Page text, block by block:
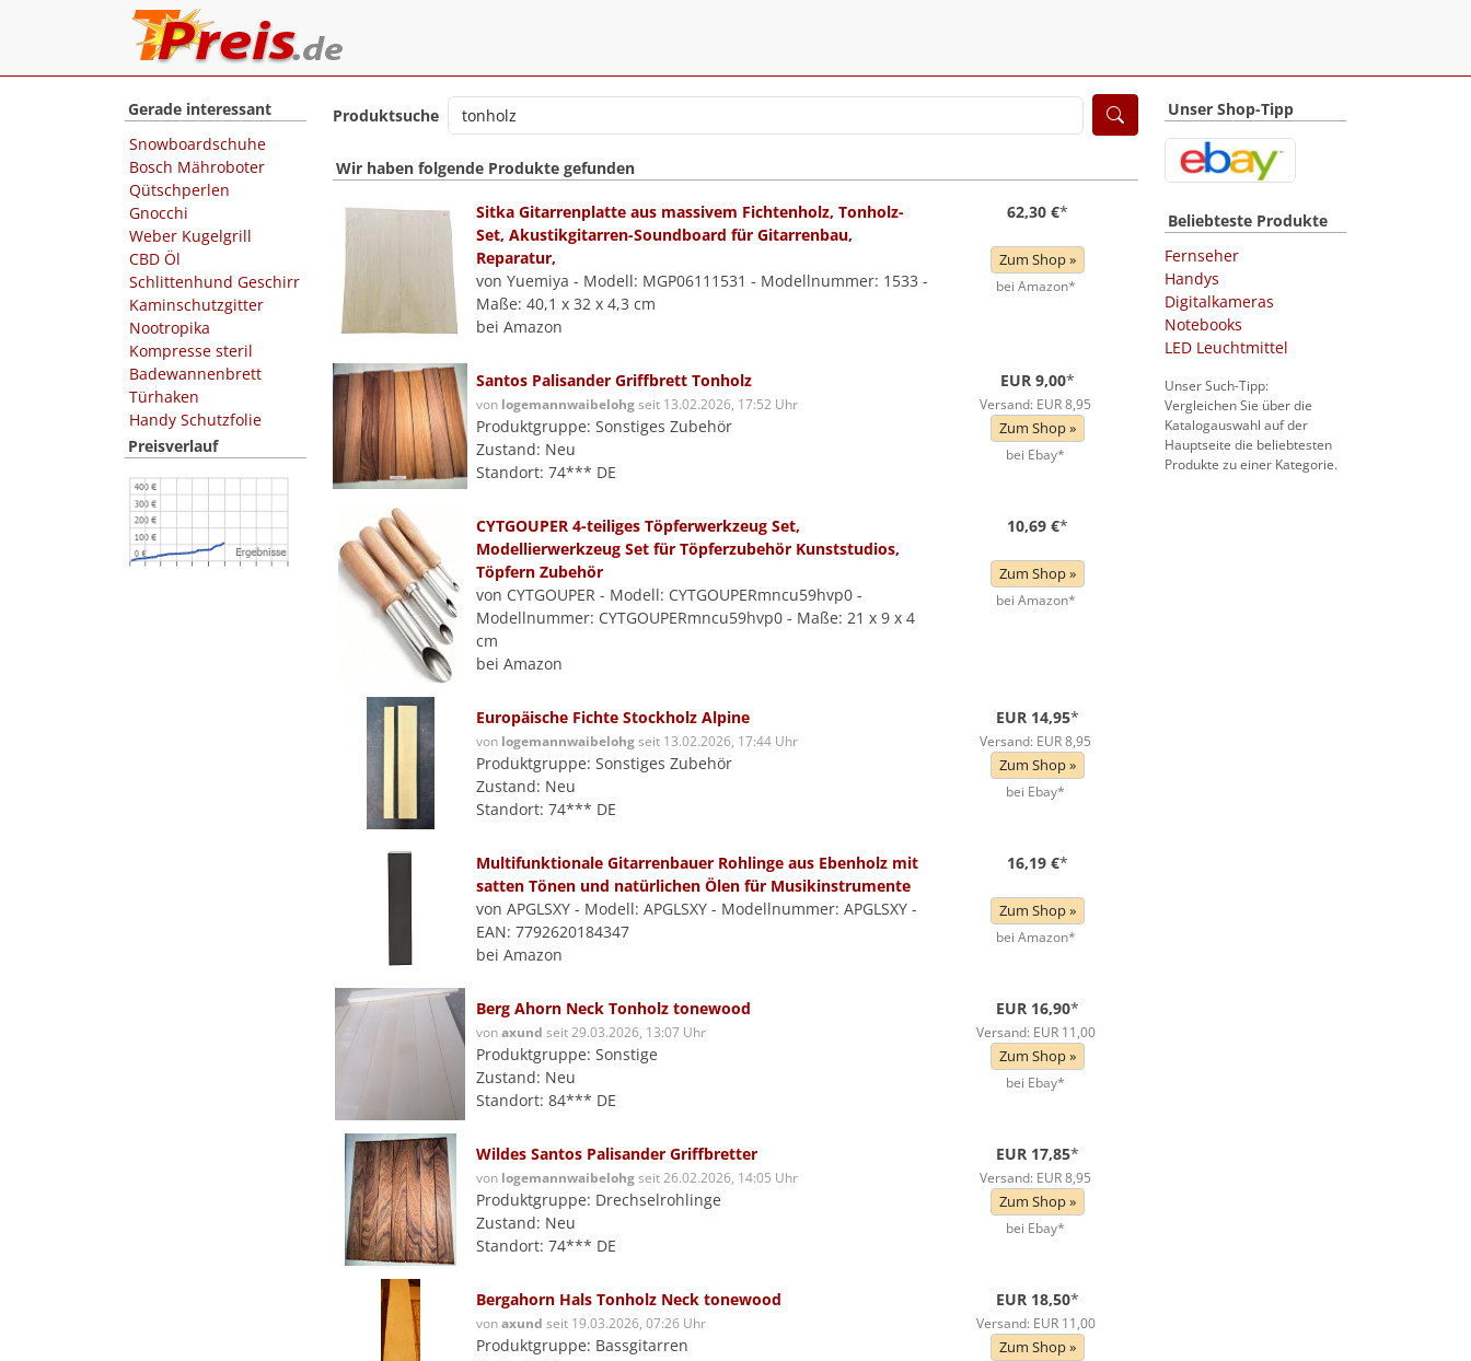
Gerade interessant
Snowboardschuhe
Bosch Mähroboter
Qütschperlen
Gnocchi
Weber Kugelgrill
CBD Öl
Schlittenhund Geschirr
Kaminschutzgitter
Nootropika
Kompresse steril
Badewannenbrett
Türhaken
Handy Schutzfolie
Preisverlauf
Produktsuche
Wir haben folgende Produkte gefunden
Sitka Gitarrenplatte aus massivem Fichtenholz, Tonholz-
Set, Akustikgitarren-Soundboard für Gitarrenbau,
Reparatur,
von Yuemiya - Modell: MGP06111531 - Modellnummer: 1533 -
Maße: 40,1 x 32 x 4,3 cm
bei Amazon
62,30 €*
Zum Shop »
bei Amazon*
Santos Palisander Griffbrett Tonholz
von logemannwaibelohgseit 13.02.2026, 17:52 Uhr
Produktgruppe: Sonstiges Zubehör
Zustand: Neu
Standort: 74*** DE
EUR 9,00*
Versand: EUR 8,95
Zum Shop »
bei Ebay*
CYTGOUPER 4-teiliges Töpferwerkzeug Set,
Modellierwerkzeug Set für Töpferzubehör Kunststudios,
Töpfern Zubehör
von CYTGOUPER - Modell: CYTGOUPERmncu59hvp0 -
Modellnummer: CYTGOUPERmncu59hvp0 - Maße: 21 x 9 x 4
cm
bei Amazon
10,69 €*
Zum Shop »
bei Amazon*
Europäische Fichte Stockholz Alpine
von logemannwaibelohgseit 13.02.2026, 17:44 Uhr
Produktgruppe: Sonstiges Zubehör
Zustand: Neu
Standort: 74*** DE
EUR 14,95*
Versand: EUR 8,95
Zum Shop »
bei Ebay*
Multifunktionale Gitarrenbauer Rohlinge aus Ebenholz mit
satten Tönen und natürlichen Ölen für Musikinstrumente
von APGLSXY - Modell: APGLSXY - Modellnummer: APGLSXY -
EAN: 7792620184347
bei Amazon
16,19 €*
Zum Shop »
bei Amazon*
Berg Ahorn Neck Tonholz tonewood
vonaxund seit 29.03.2026, 13:07 Uhr
Produktgruppe: Sonstige
Zustand: Neu
Standort: 84*** DE
EUR 16,90*
Versand: EUR 11,00
Zum Shop »
bei Ebay*
Wildes Santos Palisander Griffbretter
von logemannwaibelohgseit 26.02.2026, 14:05 Uhr
Produktgruppe: Drechselrohlinge
Zustand: Neu
Standort: 74*** DE
EUR 17,85*
Versand: EUR 8,95
Zum Shop »
bei Ebay*
Bergahorn Hals Tonholz Neck tonewood
vonaxund seit 19.03.2026, 07:26 Uhr
Produktgruppe: Bassgitarren
EUR 18,50*
Versand: EUR 11,00
Zum Shop »
Unser Shop-Tipp
Beliebteste Produkte
Fernseher
Handys
Digitalkameras
Notebooks
LED Leuchtmittel
Unser Such-Tipp:
Vergleichen Sie über die
Katalogauswahl auf der
Hauptseite die beliebtesten
Produkte zu einer Kategorie.